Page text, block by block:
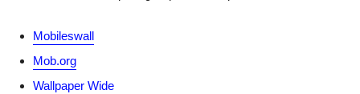
Mobileswall
Mob.org
Wallpaper Wide